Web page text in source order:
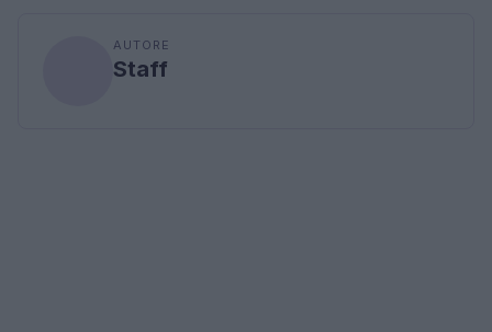
AUTORE
Staff